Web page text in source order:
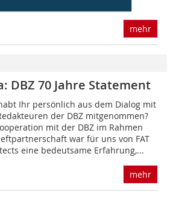
mehr
DBZ 70 Jahre Statement
Ihr persönlich aus dem Dialog mit
der DBZ mitgenommen?
mit der DBZ im Rahmen
war für uns von FAT
eine bedeutsame Erfahrung,...
mehr